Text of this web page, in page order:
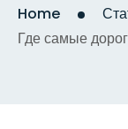
Home
Где самые